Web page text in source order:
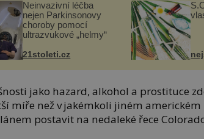
Neinvazivní léčba
nejen Parkinsonovy
choroby pomocí
ultrazvukové „helmy“
21stoleti.cz
jako hazard, alkohol a prostituce
míře než v jakémkoli jiném americkém
postavit na nedaleké řece